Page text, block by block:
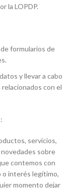
la LOPDP.
formularios de
y llevar a cabo
con el
servicios,
sobre
contemos con
o interés legítimo,
momento dejar